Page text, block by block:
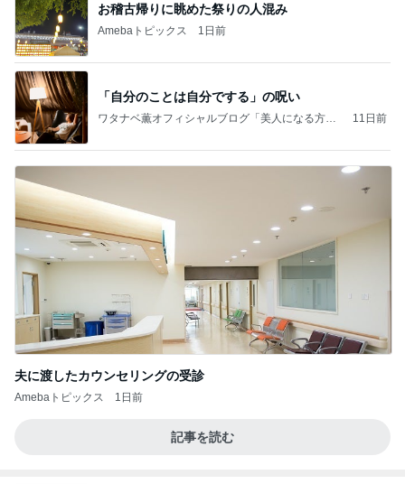
お稽古帰りに眺めた祭りの人混み
Amebaトピックス 1日前
「自分のことは自分でする」の呪い
ワタナベ薫オフィシャルブログ「美人になる方
11日前
夫に渡したカウンセリングの受診
Amebaトピックス 1日前
記事を読む